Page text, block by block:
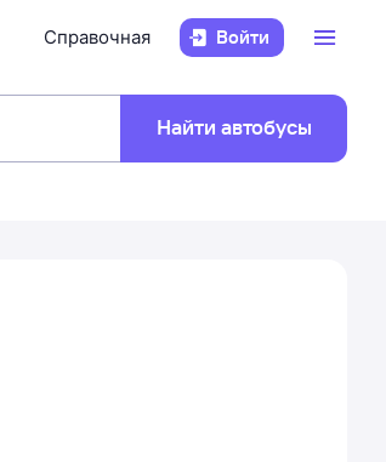
Справочная Войти
Найти автобусы